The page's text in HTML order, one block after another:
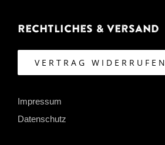
Rechtliches & Versand
VERTRAG WIDERRUFEN
Impressum
Datenschutz